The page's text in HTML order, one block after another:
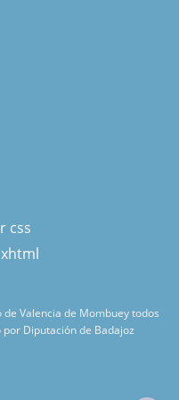
Valencia de Mombuey todos
Diputación de Badajoz